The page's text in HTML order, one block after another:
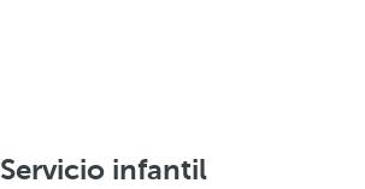
Servicio infantil